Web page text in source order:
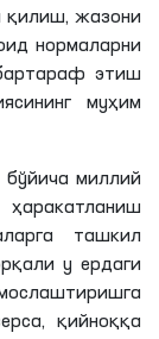
қилиш, жазони
нормаларни
этиш
муҳим
бўйича миллий
ташкил
у ердаги
қийноққа